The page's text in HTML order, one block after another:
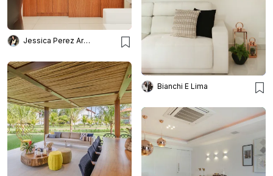
Bianchi E Lima
Jessica Perez Arquitetura